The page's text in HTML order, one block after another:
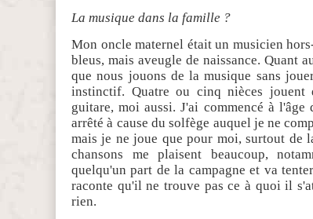
La musique dans la famille ?
Mon oncle maternel était un musicien
bleus, mais aveugle de naissance. Quant
que nous jouons de la musique sans
instinctif. Quatre ou cinq nièces
guitare, moi aussi. J'ai commencé à
arrêté à cause du solfège auquel je ne
mais je ne joue que pour moi, surtout de
chansons me plaisent beaucoup,
quelqu'un part de la campagne et va
raconte qu'il ne trouve pas ce à quoi il
rien.